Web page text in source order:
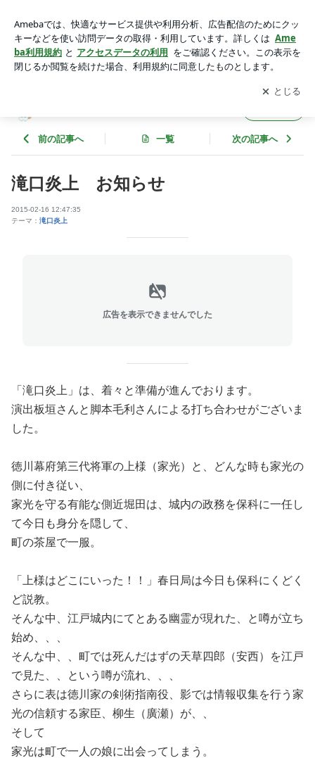
アプリをダウンロードして ブログの更新通知
を受け取りまし
ょう。
開く
前の記事へ 一覧 次の記事へ
滝口炎上 お知らせ
2015-02-16 12:47:35
テーマ： 滝口炎上
広告を表示できませんでした
「滝口炎上」は、着々と準備が進んでおります。
演出板垣さんと脚本毛利さんによる打ち合わせがございま
した。
徳川幕府第三代将軍の上様（家光）と、どんな時も家光の
側に付き従い、
家光を守る有能な側近堀田は、城内の政務を保科に一任し
て今日も身分を隠して、
町の茶屋で一服。
「上様はどこにいった！！」春日局は今日も保科にくどく
ど説教。
そんな中、江戸城内にてとある幽霊が現れた、と噂が立ち
始め、、、
そんな中、、町では死んだはずの天草四郎（安西）を江戸
で見た、、という噂が流れ、、、
さらに表は徳川家の剣術指南役、影では情報収集を行う家
光の信頼する家臣、柳生（廣瀬）が、、
そして
家光は町で一人の娘に出会ってしまう。